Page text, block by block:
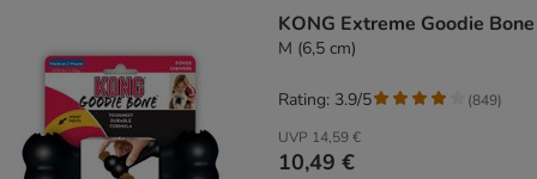
KONG Extreme Goodie Bone
M (6,5 cm)
UVP 14,59 €
10,49 €
Rating: 3.9/5 (849)